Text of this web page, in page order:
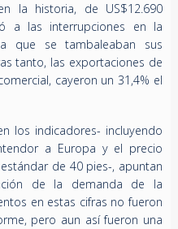
la historia, de US$12.690
a las interrupciones en la
que se tambaleaban sus
tanto, las exportaciones de
cayeron un 31,4% el
los indicadores- incluyendo
a Europa y el precio
de 40 pies-, apuntan
de la demanda de la
en estas cifras no fueron
pero aun así fueron una